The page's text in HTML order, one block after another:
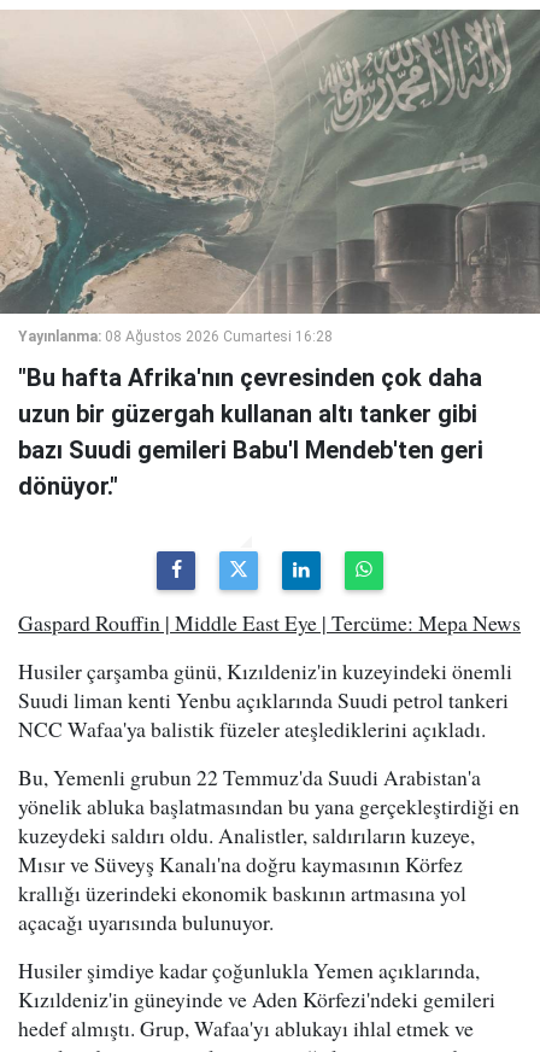
Yayınlanma: 08 Ağustos 2026 Cumartesi 16:28
"Bu hafta Afrika'nın çevresinden çok daha
uzun bir güzergah kullanan altı tanker gibi
bazı Suudi gemileri Babu'l Mendeb'ten geri
dönüyor."
Gaspard Rouffin | Middle East Eye | Tercüme: Mepa News
Husiler çarşamba günü, Kızıldeniz'in kuzeyindeki önemli
Suudi liman kenti Yenbu açıklarında Suudi petrol tankeri
NCC Wafaa'ya balistik füzeler ateşlediklerini açıkladı.
Bu, Yemenli grubun 22 Temmuz'da Suudi Arabistan'a
yönelik abluka başlatmasından bu yana gerçekleştirdiği en
kuzeydeki saldırı oldu. Analistler, saldırıların kuzeye,
Mısır ve Süveyş Kanalı'na doğru kaymasının Körfez
krallığı üzerindeki ekonomik baskının artmasına yol
açacağı uyarısında bulunuyor.
Husiler şimdiye kadar çoğunlukla Yemen açıklarında,
Kızıldeniz'in güneyinde ve Aden Körfezi'ndeki gemileri
hedef almıştı. Grup, Wafaa'yı ablukayı ihlal etmek ve